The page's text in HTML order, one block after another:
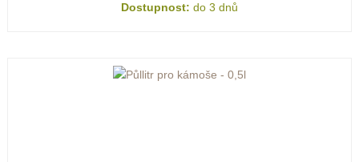
Dostupnost: do 3 dnů